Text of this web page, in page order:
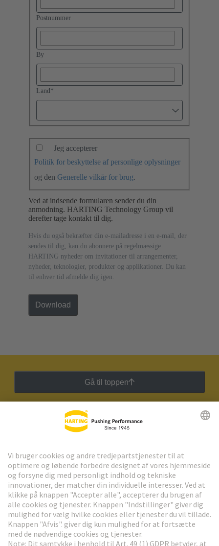
Postnummer
By
Land *
Jeg accepterer
Politik for beskyttelse af personlige oplysninger
og den Generelle vilkår for brug.
Ved at indsende formularen sender du din
anmodning. HARTING Technology Group vil
derefter tage kontakt til dig.
Hvis du også bekræfter din e-mailadresse i en e-mail, der
sendes til dig, kan du abonnere på regelmæssige
HARTING nyheder om invitationer til arrangementer,
nyheder, teknologier, produkter og applikationer. Du kan
til enhver tid afmelde dig igen.
Download
Gå til toppen
HARTING Newsletter
Gå til registrering
Social Media